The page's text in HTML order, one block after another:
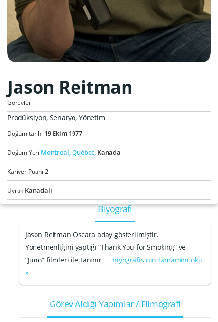
Jason Reitman
Görevleri
Prodüksiyon, Senaryo, Yönetim
Doğum tarihi 19 Ekim 1977
Doğum Yeri Montreal,Québec, Kanada
Kariyer Puanı 2
Uyruk Kanadalı
Biyografi
Jason Reitman Oscara aday gösterilmiştir.
Yönetmenliğini yaptığı “Thank You for Smoking” ve
“Juno” filmleri ile tanınır. … biyografisinin tamamını oku
»
Görev Aldığı Yapımlar / Filmografi